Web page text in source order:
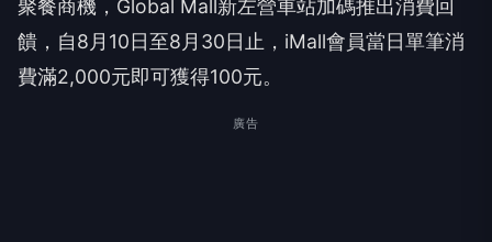
聚餐商機，Global Mall新左營車站加碼推出消費回
饋，自8月10日至8月30日止，iMall會員當日單筆消
費滿2,000元即可獲得100元。
廣告